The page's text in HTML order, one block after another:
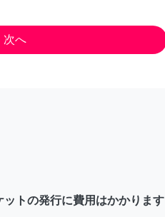
トの発行に費用はかかります